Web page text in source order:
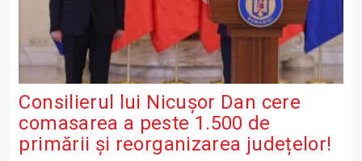
Consilierul lui Nicușor Dan cere
comasarea a peste 1.500 de
primării și reorganizarea județelor!